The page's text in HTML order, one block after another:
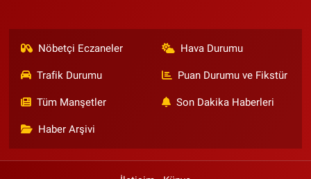
Nöbetçi Eczaneler Hava Durumu
Trafik Durumu Puan Durumu ve Fikstür
Tüm Manşetler Son Dakika Haberleri
Haber Arşivi